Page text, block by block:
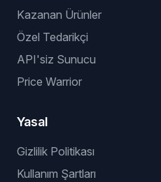
Kazanan Ürünler
Özel Tedarikçi
API'siz Sunucu
Price Warrior
Yasal
Gizlilik Politikası
Kullanım Şartları